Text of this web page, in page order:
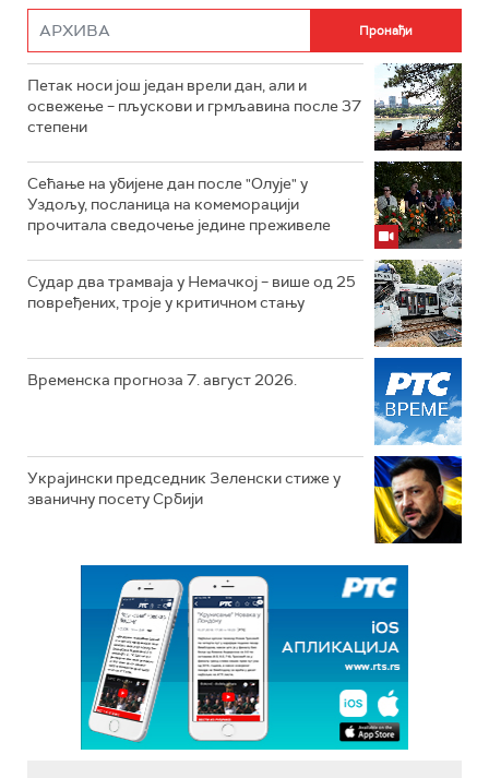
Петак носи још један врели дан, али и
освежење – пљускови и грмљавина после 37
степени
Сећање на убијене дан после "Олује" у
Уздољу, посланица на комеморацији
прочитала сведочење једине преживеле
Судар два трамваја у Немачкој – више од 25
повређених, троје у критичном стању
Временска прогноза 7. август 2026.
Украјински председник Зеленски стиже у
званичну посету Србији